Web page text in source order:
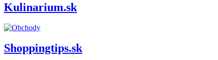
Kulinarium.sk
Shoppingtips.sk